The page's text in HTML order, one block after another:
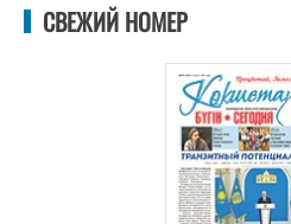
СВЕЖИЙ НОМЕР